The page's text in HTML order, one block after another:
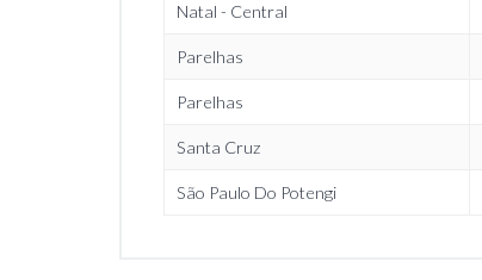
Natal - Central
Parelhas
Parelhas
Santa Cruz
São Paulo Do Potengi